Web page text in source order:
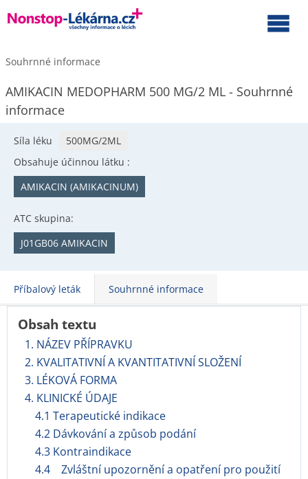
Souhrnné informace
AMIKACIN MEDOPHARM 500 MG/2 ML - Souhrnné
informace
Síla léku
500MG/2ML
Obsahuje účinnou látku :
AMIKACIN (AMIKACINUM)
ATC skupina:
J01GB06 AMIKACIN
Příbalový leták Souhrnné informace
Obsah textu
1. NÁZEV PŘÍPRAVKU
2. KVALITATIVNÍ A KVANTITATIVNÍ SLOŽENÍ
3. LÉKOVÁ FORMA
4. KLINICKÉ ÚDAJE
4.1 Terapeutické indikace
4.2 Dávkování a způsob podání
4.3 Kontraindikace
4.4 Zvláštní upozornění a opatření pro použití